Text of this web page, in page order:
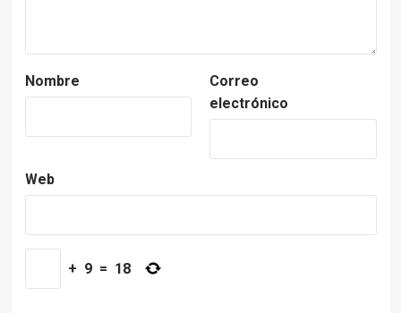
Nombre
Correo
electrónico
Web
+ 9 = 18